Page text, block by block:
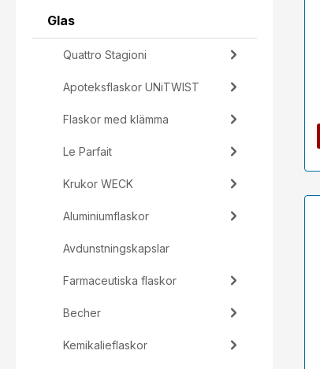
Glas
Quattro Stagioni
Apoteksflaskor UNiTWIST
Flaskor med klämma
Le Parfait
Krukor WECK
Aluminiumflaskor
Avdunstningskapslar
Farmaceutiska flaskor
Becher
Kemikalieflaskor